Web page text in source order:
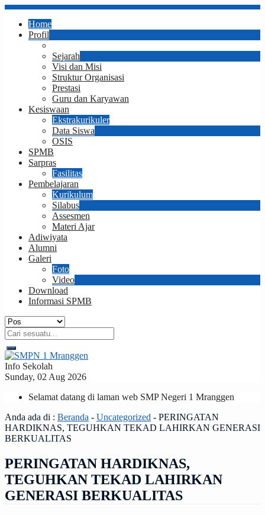
Home
Profil
Sejarah
Visi dan Misi
Struktur Organisasi
Prestasi
Guru dan Karyawan
Kesiswaan
Ekstrakurikuler
Data Siswa
OSIS
SPMB
Sarpras
Fasilitas
Pembelajaran
Kurikulum
Silabus
Assesmen
Materi Ajar
Adiwiyata
Alumni
Galeri
Foto
Video
Download
Informasi SPMB
Info Sekolah
Sunday, 02 Aug 2026
Selamat datang di laman web SMP Negeri 1 Mranggen
Anda ada di : Beranda - Uncategorized - PERINGATAN
HARDIKNAS, TEGUHKAN TEKAD LAHIRKAN GENERASI
BERKUALITAS
PERINGATAN HARDIKNAS,
TEGUHKAN TEKAD LAHIRKAN
GENERASI BERKUALITAS